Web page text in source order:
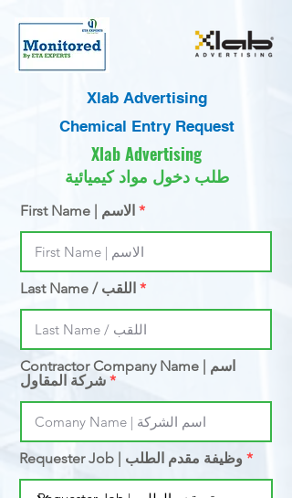
Xlab Advertising
Chemical Entry Request
Xlab Advertising
طلب دخول مواد كيميائية
First Name | الاسم
Last Name / اللقب
Contractor Company Name | اسم
شركة المقاول
Requester Job | وظيفة مقدم الطلب